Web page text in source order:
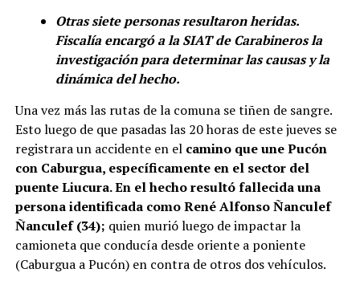
Otras siete personas resultaron heridas.
Fiscalía encargó a la SIAT de Carabineros la
investigación para determinar las causas y la
dinámica del hecho.
Una vez más las rutas de la comuna se tiñen de sangre.
Esto luego de que pasadas las 20 horas de este jueves se
registrara un accidente en el camino que une Pucón
con Caburgua, específicamente en el sector del
puente Liucura. En el hecho resultó fallecida una
persona identificada como René Alfonso Ñanculef
Ñanculef (34); quien murió luego de impactar la
camioneta que conducía desde oriente a poniente
(Caburgua a Pucón) en contra de otros dos vehículos.